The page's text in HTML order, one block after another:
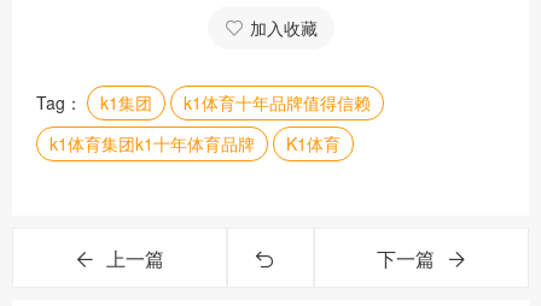
加入收藏
Tag： k1集团
k1体育十年品牌值得信赖
k1体育集团k1十年体育品牌
K1体育
上一篇 下一篇